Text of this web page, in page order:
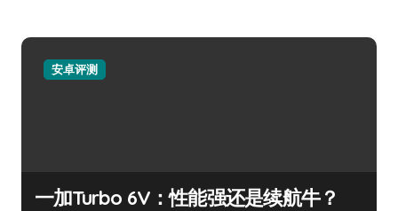
安卓评测
一加Turbo 6V：性能强还是续航牛？